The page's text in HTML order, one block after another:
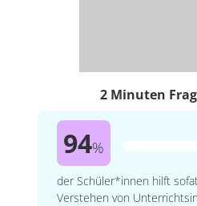
2 Minuten
94%
der Schüler*innen hilft
Verstehen von